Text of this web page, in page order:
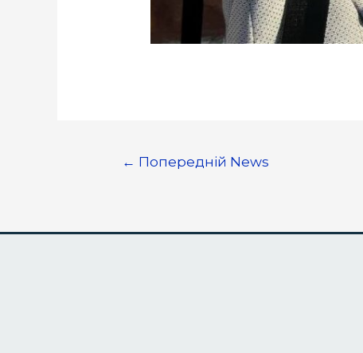
← Попередній News